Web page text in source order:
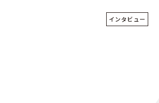
インタビュー